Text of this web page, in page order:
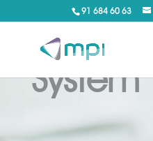
91 684 60 63
nce®
System